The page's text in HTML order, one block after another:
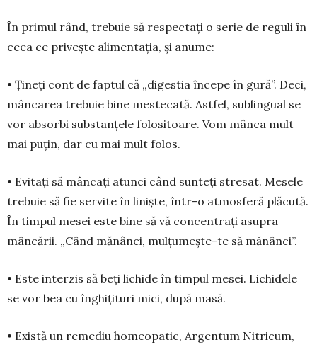
În primul rând, trebuie să respectați o se­rie de reguli în
ceea ce privește alimentația, și anume:
• Țineți cont de faptul că „digestia începe în gură”. Deci,
mâncarea trebuie bine mestecată. Astfel, sublingual se
vor absorbi substanțele fo­lositoare. Vom mânca mult
mai puțin, dar cu mai mult folos.
• Evitați să mâncați atunci când sunteți stresat. Mesele
trebuie să fie servite în liniște, într-o atmo­sferă plăcută.
În timpul mesei este bine să vă concentrați asupra
mâncării. „Când mă­nânci, mulțumește-te să mănânci”.
• Este interzis să beți lichide în timpul mesei. Lichidele
se vor bea cu în­ghi­țituri mici, după masă.
• Există un re­mediu homeo­patic, Argentum Nitricum,